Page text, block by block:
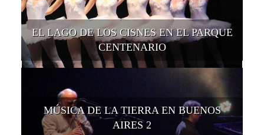
EL LAGO DE LOS CISNES EN EL PARQUE
CENTENARIO
MÚSICA DE LA TIERRA EN BUENOS
AIRES 2